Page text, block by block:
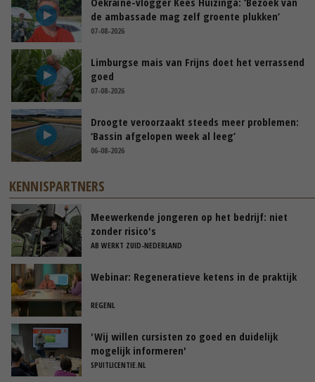
de ambassade mag zelf groente plukken’
07-08-2026
Limburgse mais van Frijns doet het verrassend
goed
07-08-2026
Droogte veroorzaakt steeds meer problemen:
‘Bassin afgelopen week al leeg’
06-08-2026
KENNISPARTNERS
Meewerkende jongeren op het bedrijf: niet
zonder risico's
AB WERKT ZUID-NEDERLAND
Webinar: Regeneratieve ketens in de praktijk
REGENL
'Wij willen cursisten zo goed en duidelijk
mogelijk informeren'
SPUITLICENTIE.NL